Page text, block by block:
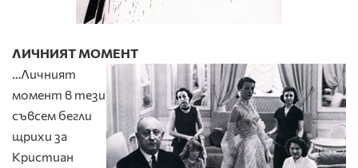
ЛИЧНИЯТ МОМЕНТ
…Личният
момент в тези
съвсем бегли
щрихи за
Кристиан